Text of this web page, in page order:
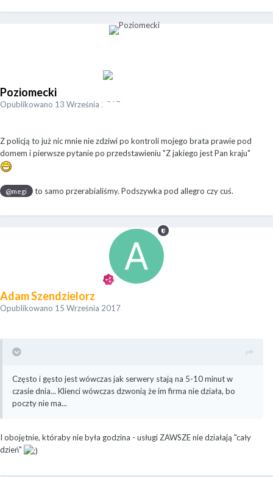
Poziomecki
Opublikowano 13 Września 2017
Z policją to już nic mnie nie zdziwi po kontroli mojego brata prawie pod
domem i pierwsze pytanie po przedstawieniu "Z jakiego jest Pan kraju"
@megi to samo przerabialiśmy. Podszywka pod allegro czy cuś.
Adam Szendzielorz
Opublikowano 15 Września 2017
Często i gęsto jest wówczas jak serwery stają na 5-10 minut w
czasie dnia... Klienci wówczas dzwonią że im firma nie działa, bo
poczty nie ma...
I obojętnie, któraby nie była godzina - usługi ZAWSZE nie działają "cały
dzień"